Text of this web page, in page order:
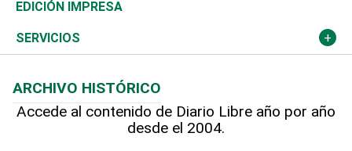
Resto del mundo
Economía personal
Novedades
Podcast Arte Libre
Hablando con el pediatra
Olimpismo
Más deportes
Línea de hit
Noticiero Poteleche
Columnistas
Martes de tecnología
Cambio climático
Deportes
Opinión
Hecho en casa
EDICIÓN IMPRESA
SERVICIOS
Cumpleaños
ARCHIVO HISTÓRICO
Accede al contenido de Diario Libre año por año
desde el 2004.